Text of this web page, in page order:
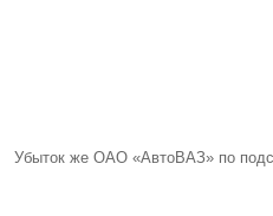
Убыток же ОАО «АвтоВАЗ» по